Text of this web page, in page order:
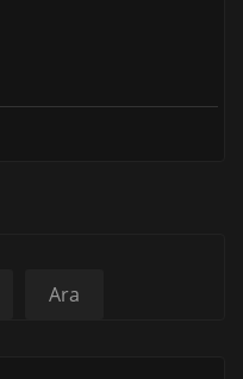
Ara